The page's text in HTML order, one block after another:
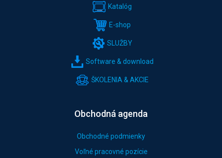
Katalóg
E-shop
SLUŽBY
Software & download
ŠKOLENIA & AKCIE
Obchodná agenda
Obchodné podmienky
Voľné pracovné pozície